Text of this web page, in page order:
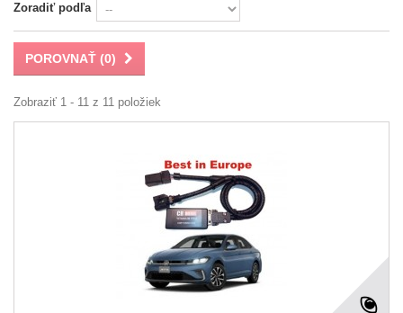
Zoradiť podľa
POROVNAŤ (0)
Zobraziť 1 - 11 z 11 položiek